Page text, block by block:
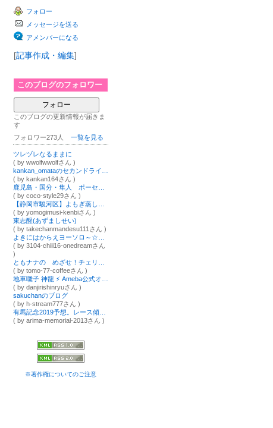
フォロー
メッセージを送る
アメンバーになる
[記事作成・編集]
このブログのフォロワー
フォロー
このブログの更新情報が届きま
す
フォロワー273人
一覧を見る
ツレヅレなるままに
( by wwolfwwolfさん )
( by kankan164さん )
( by coco-style29さん )
( by yomogimusi-kenbiさん )
東志醒(あずましせい)
( by takechanmandesu111さん )
( by 3104-chiii16-onedreamさん
)
( by tomo-77-coffeeさん )
( by danjirishinryuさん )
sakuchanのブログ
( by h-stream777さん )
( by arima-memorial-2013さん )
※著作権についてのご注意